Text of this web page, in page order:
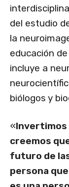
del estudio
la
educación
incluye a
biólogos y
«Invertimos
creemos
futuro de
persona